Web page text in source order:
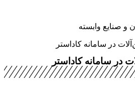
و صنایع وابسته
در سامانه کاداستر
در سامانه کاداستر